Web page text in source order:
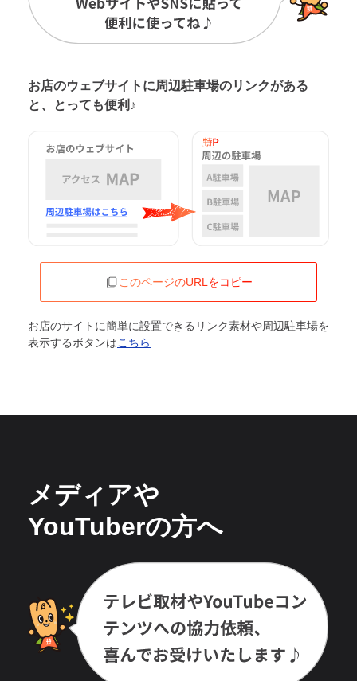
お店のウェブサイトに周辺駐車場のリンクがある
と、とっても便利♪
このページのURLをコピー
お店のサイトに簡単に設置できるリンク素材や周辺駐車場を
表示するボタンはこちら
メディアや
YouTuberの方へ